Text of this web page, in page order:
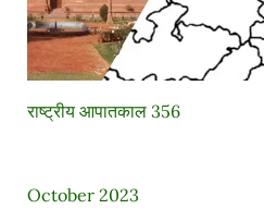
राष्ट्रीय आपातकाल 356
October 2023